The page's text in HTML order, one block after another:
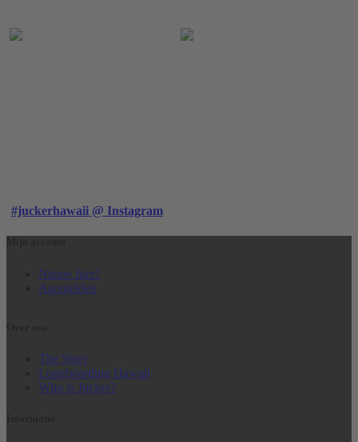
#juckerhawaii @ Instagram
Nieuw hier?
Aanmelden
The Story
Longboarding Hawaii
Who is Jucker?